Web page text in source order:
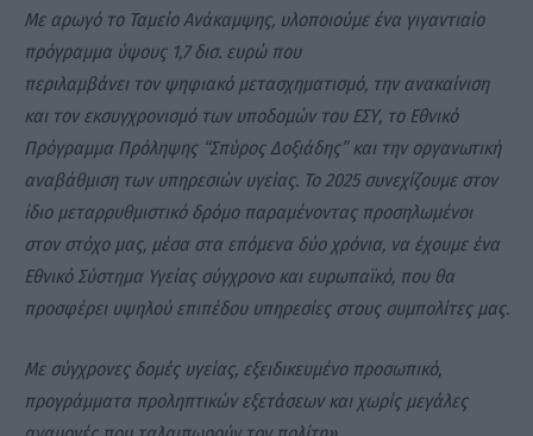
Με αρωγό το Ταμείο Ανάκαμψης, υλοποιούμε ένα γιγαντιαίο
πρόγραμμα ύψους 1,7 δισ. ευρώ που
περιλαμβάνει τον ψηφιακό μετασχηματισμό, την ανακαίνιση
και τον εκσυγχρονισμό των υποδομών του ΕΣΥ, το Εθνικό
Πρόγραμμα Πρόληψης “Σπύρος Δοξιάδης” και την οργανωτική
αναβάθμιση των υπηρεσιών υγείας. Το 2025 συνεχίζουμε στον
ίδιο μεταρρυθμιστικό δρόμο παραμένοντας προσηλωμένοι
στον στόχο μας, μέσα στα επόμενα δύο χρόνια, να έχουμε ένα
Εθνικό Σύστημα Υγείας σύγχρονο και ευρωπαϊκό, που θα
προσφέρει υψηλού επιπέδου υπηρεσίες στους συμπολίτες μας.
Με σύγχρονες δομές υγείας, εξειδικευμένο προσωπικό,
προγράμματα προληπτικών εξετάσεων και χωρίς μεγάλες